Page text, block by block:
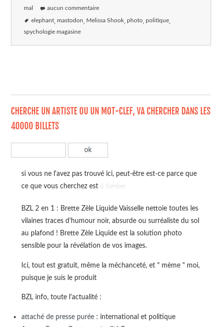
mal aucun commentaire
elephant mastodon Melissa Shook photo politique
spychologie magasine
CHERCHE UN ARTISTE OU UN MOT-CLEF, VA CHERCHER DANS LES
40000 BILLETS
si vous ne l'avez pas trouvé ici, peut-être est-ce parce que
ce que vous cherchez est à l'ombre
BZL 2 en 1 : Brette Zèle Liquide Vaisselle nettoie toutes les
vilaines traces d'humour noir, absurde ou surréaliste du sol
au plafond ! Brette Zèle Liquide est la solution photo
sensible pour la révélation de vos images.
Ici, tout est gratuit, même la méchanceté, et " mème " moi,
puisque je suis le produit
BZL info, toute l'actualité :
attaché de presse purée: international et politique